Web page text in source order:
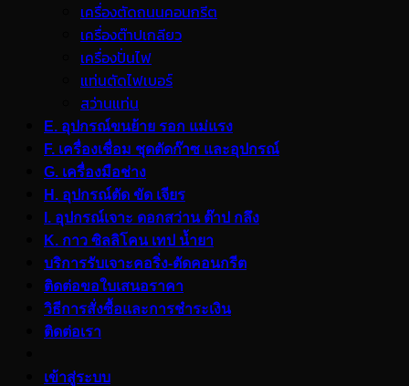
เครื่องตัดถนนคอนกรีต
เครื่องต๊าปเกลียว
เครื่องปั่นไฟ
แท่นตัดไฟเบอร์
สว่านแท่น
E. อุปกรณ์ขนย้าย รอก แม่แรง
F. เครื่องเชื่อม ชุดตัดก๊าซ และอุปกรณ์
G. เครื่องมือช่าง
H. อุปกรณ์ตัด ขัด เจียร
I. อุปกรณ์เจาะ ดอกสว่าน ต๊าป กลึง
K. กาว ซิลลิโคน เทป น้ำยา
บริการรับเจาะคอริ่ง-ตัดคอนกรีต
ติดต่อขอใบเสนอราคา
วิธีการสั่งซื้อและการชำระเงิน
ติดต่อเรา
เข้าสู่ระบบ